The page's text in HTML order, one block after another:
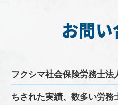
お問
フクシマ社会保険労務士法
ちされた実績、数多い労務